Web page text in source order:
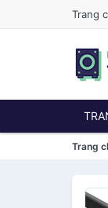
Trang
Trang